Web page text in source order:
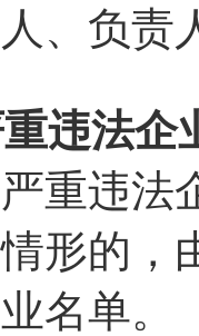
、负责
违法
重违法
形的，
名单。